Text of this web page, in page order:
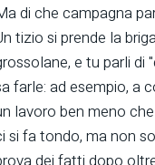
di che campagna
tizio si prende la
e tu parli di
farle: ad esempio, a
lavoro ben meno
si fa tondo, ma non